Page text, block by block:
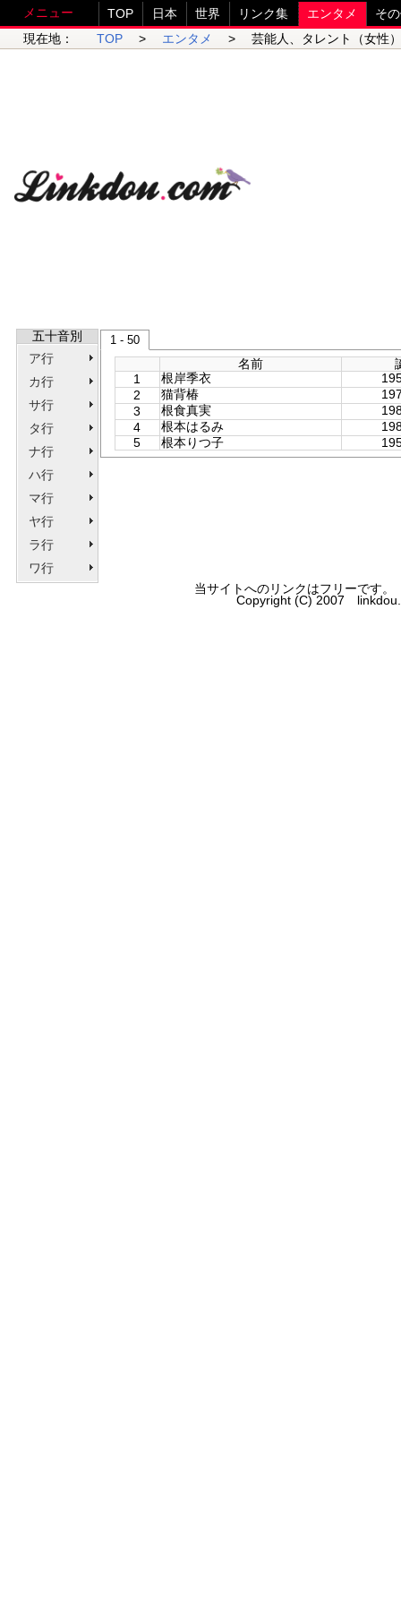
メニュー TOP 日本 世界 リンク集 エンタメ
そ
現在地：
TOP > エンタメ > 芸能人、タレント（女
五十音別
ア行
カ行
サ行
タ行
ナ行
ハ行
マ行
ヤ行
ラ行
ワ行
1 - 50
名前
1
根岸季衣
2
猫背椿
3
根食真実
4
根本はるみ
5
根本りつ子
当サイトへのリンクはフリーです
Copyright (C) 2007